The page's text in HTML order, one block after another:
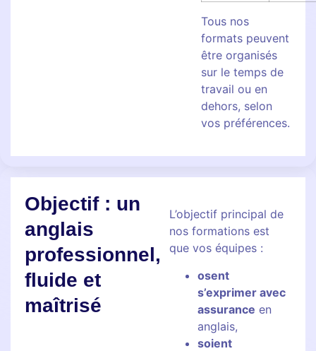
Tous nos
formats peuvent
être organisés
sur le temps de
travail ou en
dehors, selon
vos préférences.
Objectif : un
anglais
professionnel,
fluide et
maîtrisé
L’objectif principal de
nos formations est
que vos équipes :
osent
s’exprimer avec
assurance en
anglais,
soient